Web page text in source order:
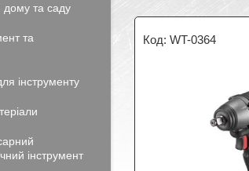
WT-0364
дому та саду
та
інструменту
інструмент